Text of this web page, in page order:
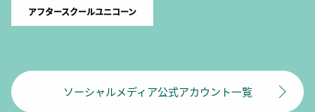
アフタースクールユニコーン
ソーシャルメディア公式アカウント一覧